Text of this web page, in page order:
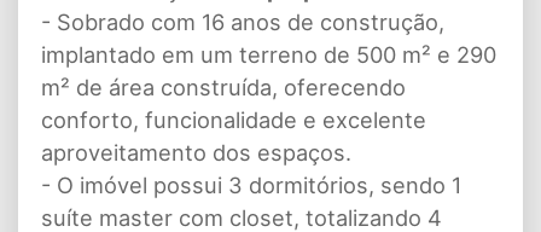
- Sobrado com 16 anos de construção,
implantado em um terreno de 500 m² e 290
m² de área construída, oferecendo
conforto, funcionalidade e excelente
aproveitamento dos espaços.
- O imóvel possui 3 dormitórios, sendo 1
suíte master com closet, totalizando 4